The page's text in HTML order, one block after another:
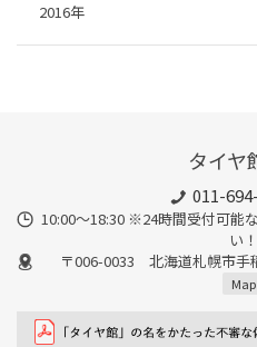
2016年
タイヤ
011-
10:00～18:30 ※24時間受付可能
い！
〒006-0033 北海道札幌市手
Map